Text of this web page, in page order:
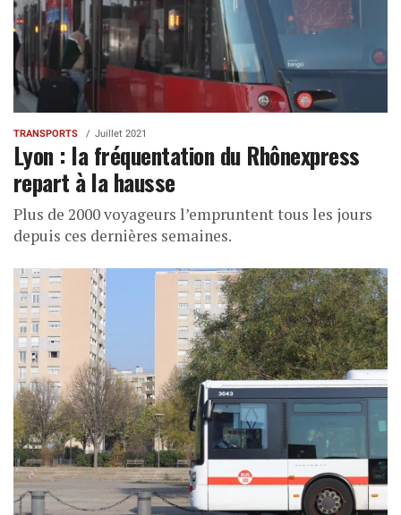
TRANSPORTS Juillet 2021
Lyon : la fréquentation du Rhônexpress
repart à la hausse
Plus de 2000 voyageurs l’empruntent tous les jours
depuis ces dernières semaines.